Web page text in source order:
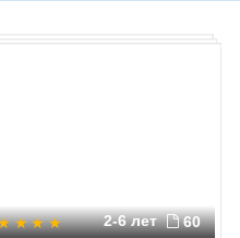
2-6 лет 60